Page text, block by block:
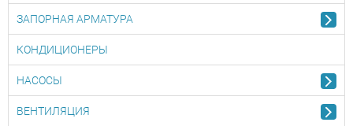
ЗАПОРНАЯ АРМАТУРА
КОНДИЦИОНЕРЫ
НАСОСЫ
ВЕНТИЛЯЦИЯ